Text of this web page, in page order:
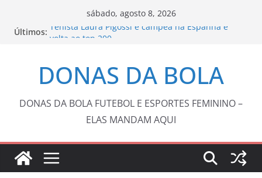
sábado, agosto 8, 2026
Últimos: Tenista Laura Pigossi é campeã na Espanha e
Brasileirão Feminino
Vôlei: São Paulo sedia Mundial de Clubes
Copa do Brasil pode reunir somente campeões
Barça anuncia Kerolin com valor recorde no
DONAS DA BOLA
DONAS DA BOLA FUTEBOL E ESPORTES FEMININO –
ELAS MANDAM AQUI